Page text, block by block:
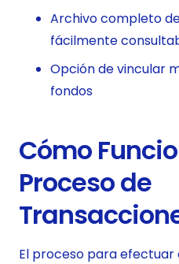
Archivo completo
fácilmente
Opción de vincular
fondos
Cómo
Proceso de
El proceso para